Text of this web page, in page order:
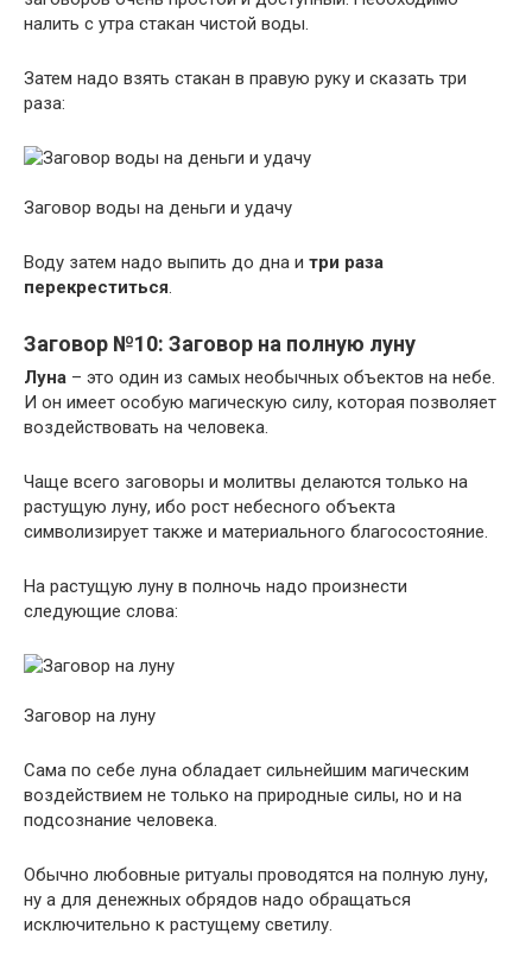
налить с утра стакан чистой воды.
Затем надо взять стакан в правую руку и сказать три
раза:
Заговор воды на деньги и удачу
Воду затем надо выпить до дна и три раза
перекреститься.
Заговор №10: Заговор на полную луну
Луна – это один из самых необычных объектов на небе.
И он имеет особую магическую силу, которая позволяет
воздействовать на человека.
Чаще всего заговоры и молитвы делаются только на
растущую луну, ибо рост небесного объекта
символизирует также и материального благосостояние.
На растущую луну в полночь надо произнести
следующие слова:
Заговор на луну
Сама по себе луна обладает сильнейшим магическим
воздействием не только на природные силы, но и на
подсознание человека.
Обычно любовные ритуалы проводятся на полную луну,
ну а для денежных обрядов надо обращаться
исключительно к растущему светилу.